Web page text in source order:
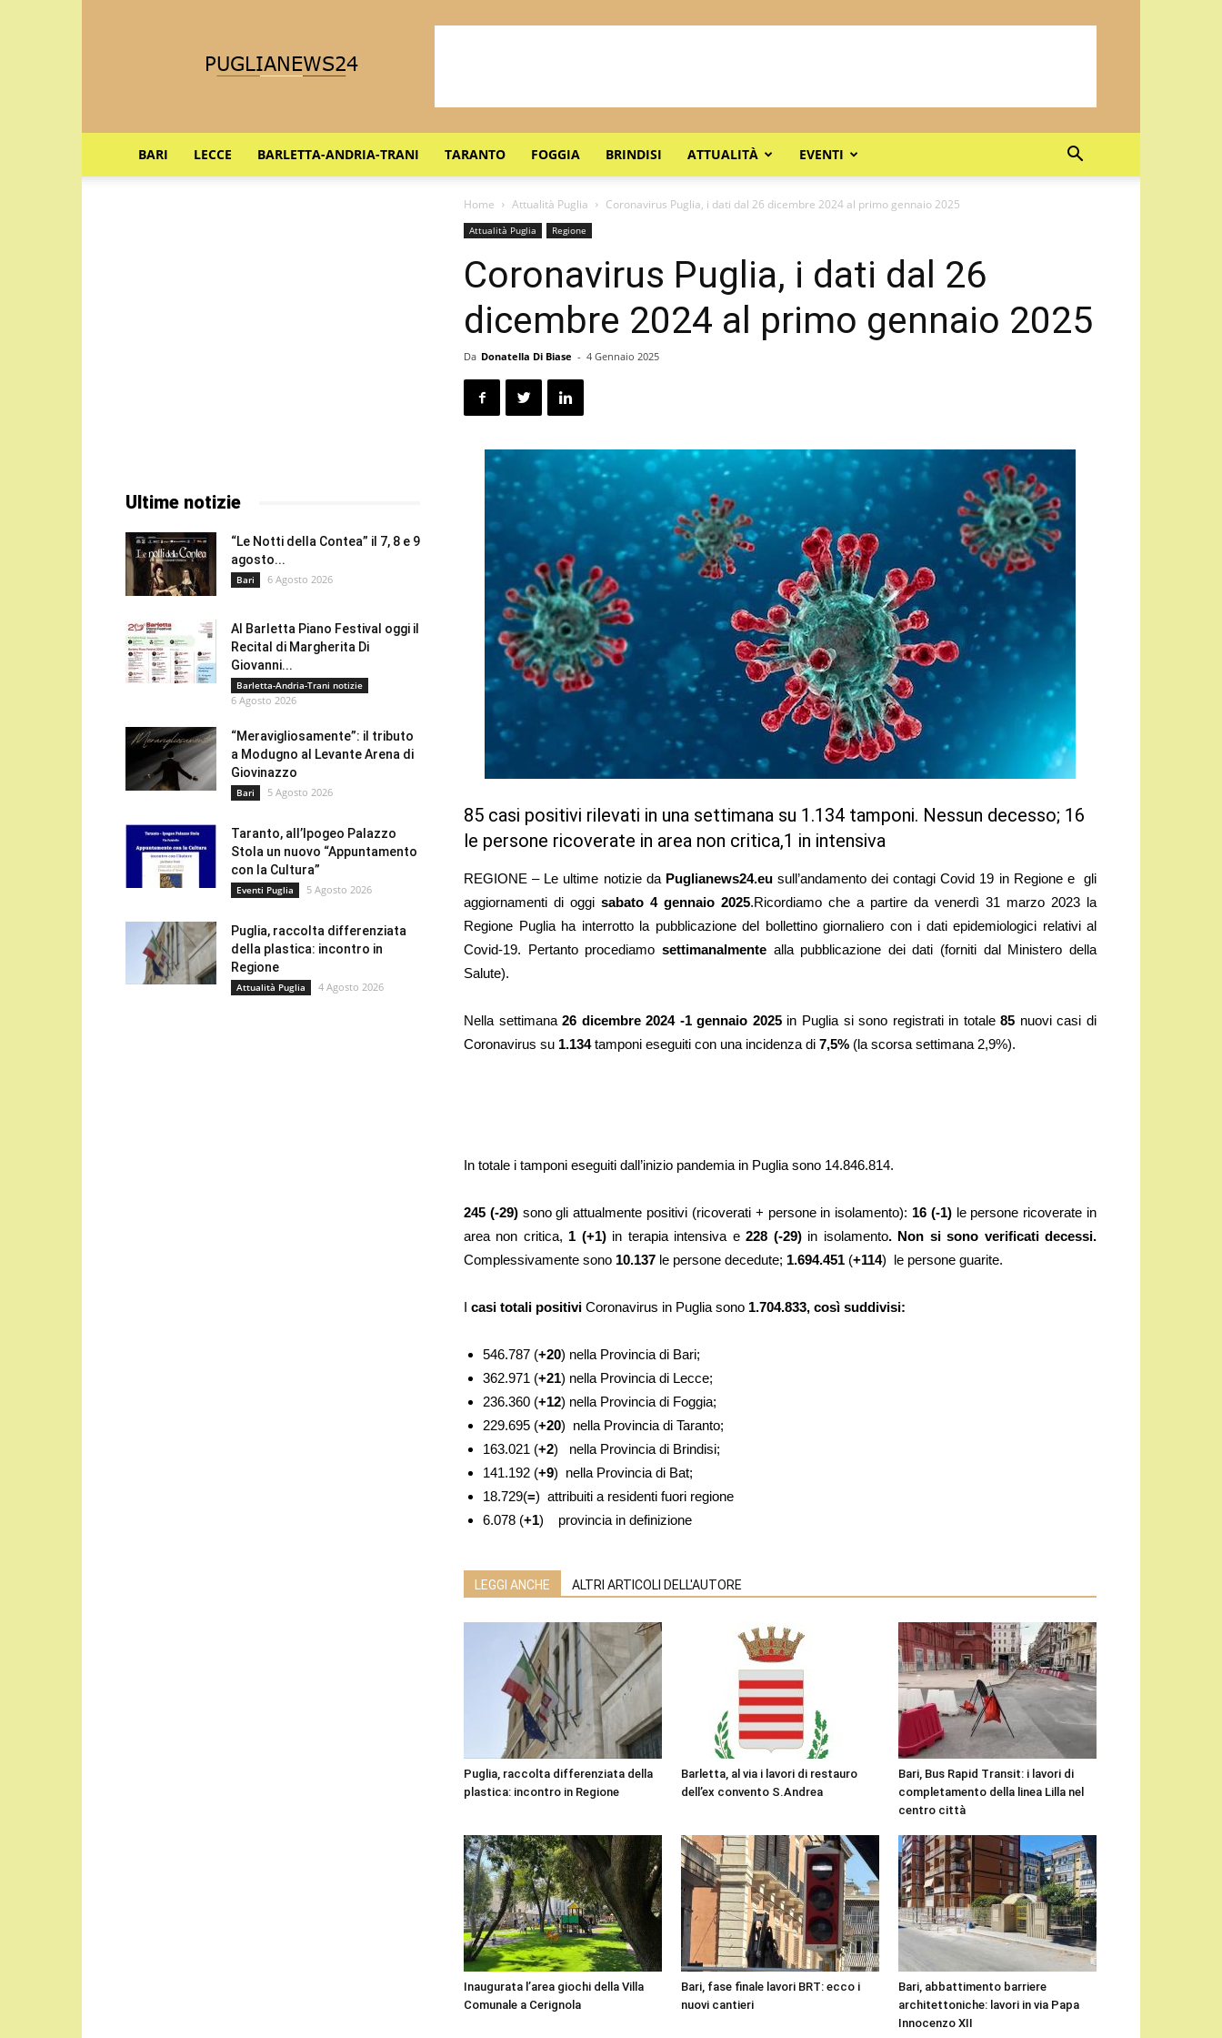
BARI LECCE BARLETTA-ANDRIA-TRANI TARANTO FOGGIA BRINDISI ATTUALITÀ EVENTI
Home Attualità Puglia Coronavirus Puglia, i dati dal 26 dicembre 2024 al primo gennaio 2025
Attualità Puglia Regione
Coronavirus Puglia, i dati dal 26
dicembre 2024 al primo gennaio 2025
Da Donatella Di Biase - 4 Gennaio 2025
85 casi positivi rilevati in una settimana su 1.134 tamponi. Nessun decesso; 16
le persone ricoverate in area non critica,1 in intensiva
REGIONE – Le ultime notizie da Puglianews24.eusull’andamento dei contagi Covid 19 in Regione e gli
aggiornamenti di oggi sabato 4 gennaio 2025.Ricordiamo che a partire da venerdì 31 marzo 2023 la
Regione Puglia ha interrotto la pubblicazione del bollettino giornaliero con i dati epidemiologici relativi al
Covid-19. Pertanto procediamo settimanalmente alla pubblicazione dei dati (forniti dal Ministero della
Salute).
Nella settimana26 dicembre 2024 -1 gennaio 2025in Puglia si sono registrati in totale85 nuovi casi di
Coronavirus su 1.134 tamponi eseguiti con una incidenza di 7,5% (la scorsa settimana 2,9%).
In totale i tamponi eseguiti dall’inizio pandemia in Puglia sono 14.846.814.
245 (-29) sono gli attualmente positivi (ricoverati + persone in isolamento): 16(-1)le persone ricoverate in
area non critica, 1 (+1) in terapia intensiva e228 (-29) in isolamento. Non si sono verificati decessi.
Complessivamente sono 10.137 le persone decedute; 1.694.451 (+114) le persone guarite.
I casi totali positivi Coronavirus in Puglia sono 1.704.833, così suddivisi:
546.787 (+20) nella Provincia di Bari;
362.971 (+21) nella Provincia di Lecce;
236.360 (+12) nella Provincia di Foggia;
229.695 (+20) nella Provincia di Taranto;
163.021 (+2) nella Provincia di Brindisi;
141.192 (+9) nella Provincia di Bat;
18.729(=) attribuiti a residenti fuori regione
6.078 (+1) provincia in definizione
LEGGI ANCHE ALTRI ARTICOLI DELL'AUTORE
Puglia, raccolta differenziata della
plastica: incontro in Regione
Barletta, al via i lavori di restauro
dell’ex convento S.Andrea
Bari, Bus Rapid Transit: i lavori di
completamento della linea Lilla nel
centro città
Inaugurata l’area giochi della Villa
Comunale a Cerignola
Bari, fase finale lavori BRT: ecco i
nuovi cantieri
Bari, abbattimento barriere
architettoniche: lavori in via Papa
Innocenzo XII
Ultime notizie
“Le Notti della Contea” il 7, 8 e 9
agosto...
Bari 6 Agosto 2026
Al Barletta Piano Festival oggi il
Recital di Margherita Di
Giovanni...
Barletta-Andria-Trani notizie
6 Agosto 2026
“Meravigliosamente”: il tributo
a Modugno al Levante Arena di
Giovinazzo
Bari 5 Agosto 2026
Taranto, all’Ipogeo Palazzo
Stola un nuovo “Appuntamento
con la Cultura”
Eventi Puglia 5 Agosto 2026
Puglia, raccolta differenziata
della plastica: incontro in
Regione
Attualità Puglia 4 Agosto 2026